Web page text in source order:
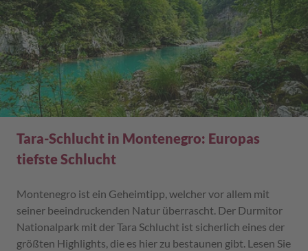
Tara-Schlucht in Montenegro: Europas
tiefste Schlucht
Montenegro ist ein Geheimtipp, welcher vor allem mit
seiner beeindruckenden Natur überrascht. Der Durmitor
Nationalpark mit der Tara Schlucht ist sicherlich eines der
größten Highlights, die es hier zu bestaunen gibt. Lesen Sie